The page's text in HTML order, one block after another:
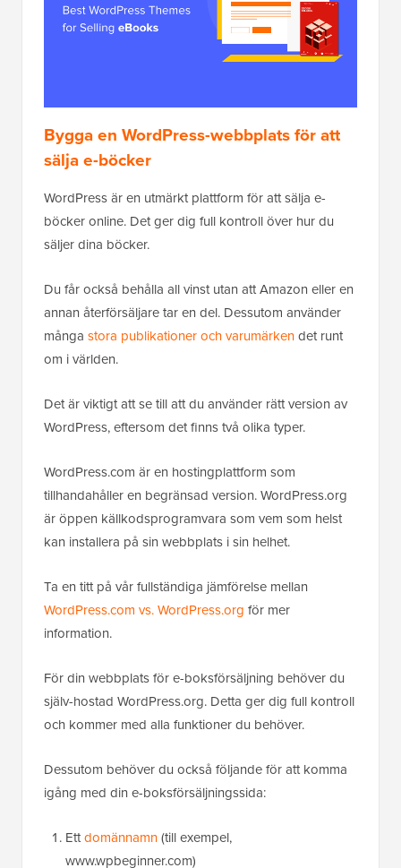
Bygga en WordPress-webbplats för att
sälja e-böcker
WordPress är en utmärkt plattform för att sälja e-
böcker online. Det ger dig full kontroll över hur du
säljer dina böcker.
Du får också behålla all vinst utan att Amazon eller en
annan återförsäljare tar en del. Dessutom använder
många stora publikationer och varumärkendet runt
om i världen.
Det är viktigt att se till att du använder rätt version av
WordPress, eftersom det finns två olika typer.
WordPress.com är en hostingplattform som
tillhandahåller en begränsad version. WordPress.org
är öppen källkodsprogramvara som vem som helst
kan installera på sin webbplats i sin helhet.
Ta en titt på vår fullständiga jämförelse mellan
WordPress.com vs. WordPress.org för mer
information.
För din webbplats för e-boksförsäljning behöver du
själv-hostad WordPress.org. Detta ger dig full kontroll
och kommer med alla funktioner du behöver.
Dessutom behöver du också följande för att komma
igång med din e-boksförsäljningssida:
Ettdomännamn(till exempel,
www.wpbeginner.com)